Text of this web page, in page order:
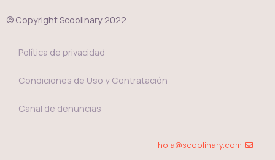
© Copyright Scoolinary 2022
Política de privacidad
Condiciones de Uso y Contratación
Canal de denuncias
hola@scoolinary.com